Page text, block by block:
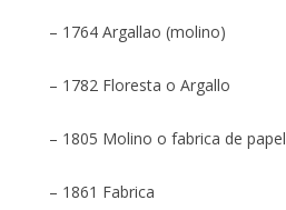
– 1764 Argallao (molino)
– 1782 Floresta o Argallo
– 1805 Molino o fabrica de papel
– 1861 Fabrica